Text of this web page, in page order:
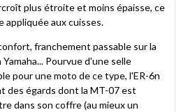
plus étroite et moins épaisse, ce
appliquée aux cuisses.
franchement passable sur la
Pourvue d'une selle
pour une moto de ce type, l'ER-6n
des égards dont la MT-07 est
dans son coffre (au mieux un